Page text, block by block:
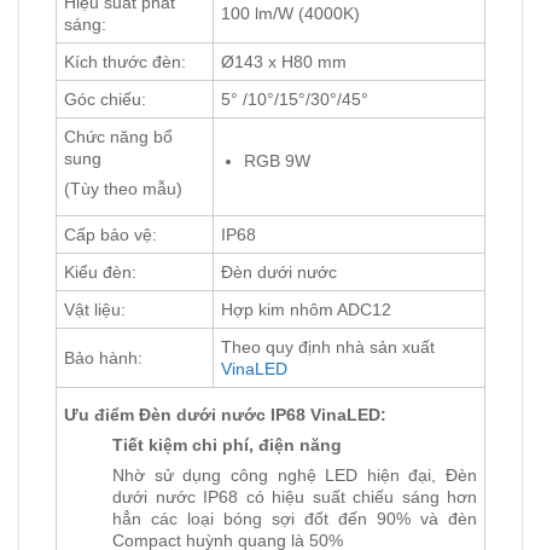
sáng:
100 lm/W (4000K)
Kích thước đèn:
Ø143 x H80 mm
Góc chiếu:
5° /10°/15°/30°/45°
Chức năng bổ
sung
(Tùy theo mẫu)
RGB 9W
Cấp bảo vệ:
IP68
Kiểu đèn:
Đèn dưới nước
Vật liệu:
Hợp kim nhôm ADC12
Bảo hành:
Theo quy định nhà sản xuất
VinaLED
Ưu điểm Đèn dưới nước IP68 VinaLED:
Tiết kiệm chi phí, điện năng
Nhờ sử dụng công nghệ LED hiện đại, Đèn
dưới nước IP68 có hiệu suất chiếu sáng hơn
hẳn các loại bóng sợi đốt đến 90% và đèn
Compact huỳnh quang là 50%